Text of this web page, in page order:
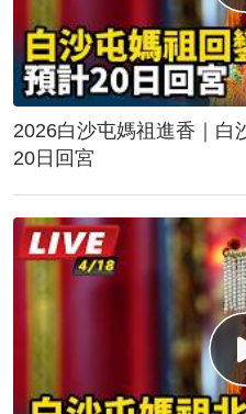
2026白沙屯媽祖進香｜白
20日回宮